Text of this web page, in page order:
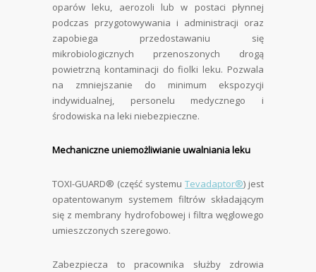
oparów leku, aerozoli lub w postaci płynnej
podczas przygotowywania i administracji oraz
zapobiega przedostawaniu się
mikrobiologicznych przenoszonych drogą
powietrzną kontaminacji do fiolki leku. Pozwala
na zmniejszanie do minimum ekspozycji
indywidualnej, personelu medycznego i
środowiska na leki niebezpieczne.
Mechaniczne uniemożliwianie uwalniania leku
TOXI-GUARD® (część systemu Tevadaptor®) jest
opatentowanym systemem filtrów składającym
się z membrany hydrofobowej i filtra węglowego
umieszczonych szeregowo.
Zabezpiecza to pracownika służby zdrowia